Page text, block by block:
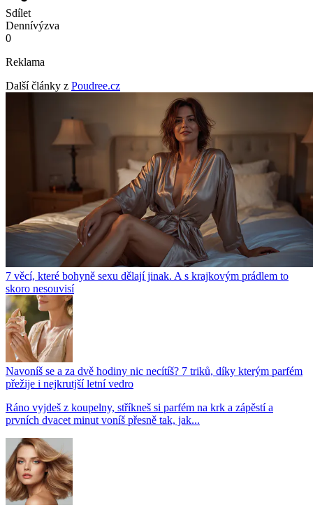
Sdílet
Dennívýzva
0
Reklama
Další články z Poudree.cz
7 věcí, které bohyně sexu dělají jinak. A s krajkovým prádlem to
skoro nesouvisí
Navoníš se a za dvě hodiny nic necítíš? 7 triků, díky kterým parfém
přežije i nejkrutjší letní vedro
Ráno vyjdeš z koupelny, stříkneš si parfém na krk a zápěstí a
prvních dvacet minut voníš přesně tak, jak...